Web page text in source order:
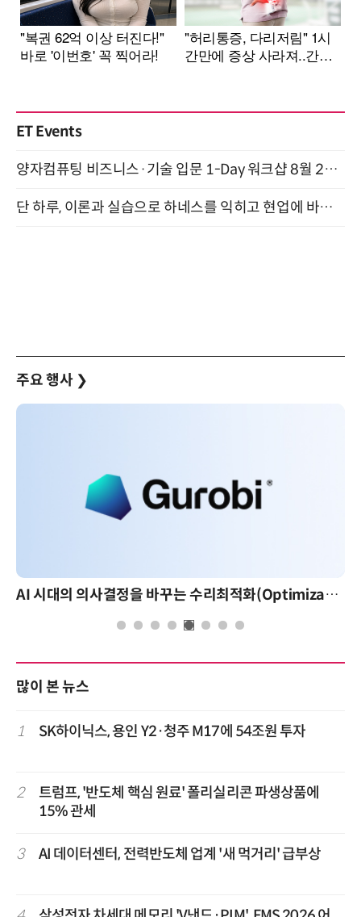
ET Events
양자컴퓨팅 비즈니스·기술 입문 1-Day 워크샵 8월 28일 개최
단 하루, 이론과 실습으로 하네스를 익히고 현업에 바로 쓰는 핸즈온 워크숍 (8/20)
주요 행사 ❯
AI 시대의 의사결정을 바꾸는 수리최적화(Optimization): 실제 산업 적용 사례와 활용 전략
많이 본 뉴스
1 SK하이닉스, 용인 Y2·청주 M17에 54조원 투자
2
트럼프, '반도체 핵심 원료' 폴리실리콘 파생상품에
15% 관세
3 AI 데이터센터, 전력반도체 업계 '새 먹거리' 급부상